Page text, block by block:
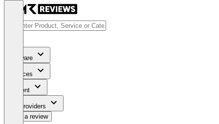
Software
Services
Content
For Providers
Write a review